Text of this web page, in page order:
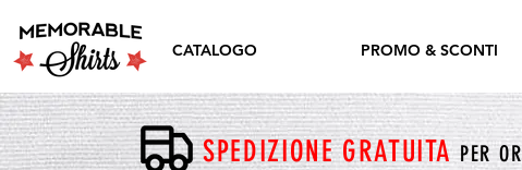
CATALOGO PROMO & SCONTI
SPEDIZIONE GRATUITAPER